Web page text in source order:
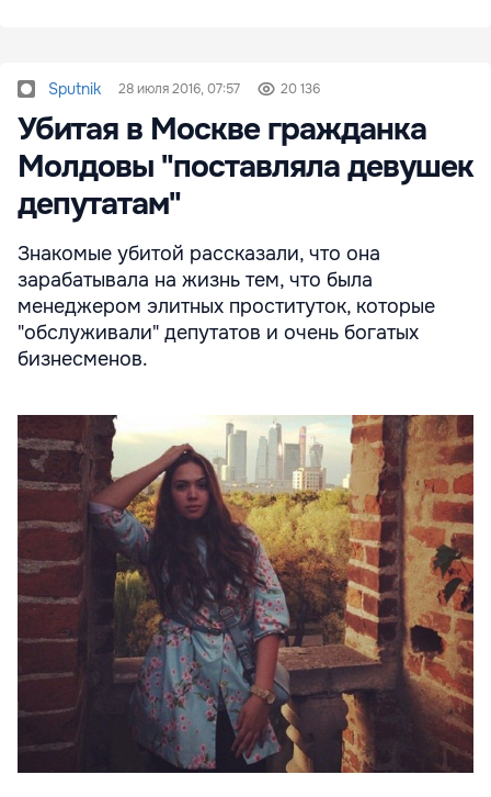
Sputnik 28 июля 2016, 07:57 20 136
Убитая в Москве гражданка
Молдовы "поставляла девушек
депутатам"
Знакомые убитой рассказали, что она
зарабатывала на жизнь тем, что была
менеджером элитных проституток, которые
"обслуживали" депутатов и очень богатых
бизнесменов.